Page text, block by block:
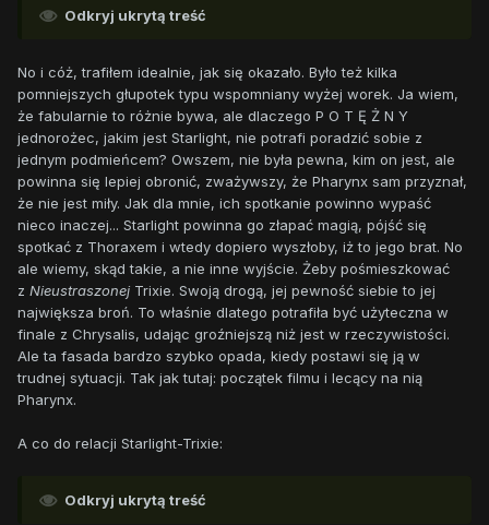
Odkryj ukrytą treść
No i cóż, trafiłem idealnie, jak się okazało. Było też kilka
pomniejszych głupotek typu wspomniany wyżej worek. Ja wiem,
że fabularnie to różnie bywa, ale dlaczego P O T Ę Ż N Y
jednorożec, jakim jest Starlight, nie potrafi poradzić sobie z
jednym podmieńcem? Owszem, nie była pewna, kim on jest, ale
powinna się lepiej obronić, zważywszy, że Pharynx sam przyznał,
że nie jest miły. Jak dla mnie, ich spotkanie powinno wypaść
nieco inaczej... Starlight powinna go złapać magią, pójść się
spotkać z Thoraxem i wtedy dopiero wyszłoby, iż to jego brat. No
ale wiemy, skąd takie, a nie inne wyjście. Żeby pośmieszkować
z Nieustraszonej Trixie. Swoją drogą, jej pewność siebie to jej
największa broń. To właśnie dlatego potrafiła być użyteczna w
finale z Chrysalis, udając groźniejszą niż jest w rzeczywistości.
Ale ta fasada bardzo szybko opada, kiedy postawi się ją w
trudnej sytuacji. Tak jak tutaj: początek filmu i lecący na nią
Pharynx.
A co do relacji Starlight-Trixie:
Odkryj ukrytą treść